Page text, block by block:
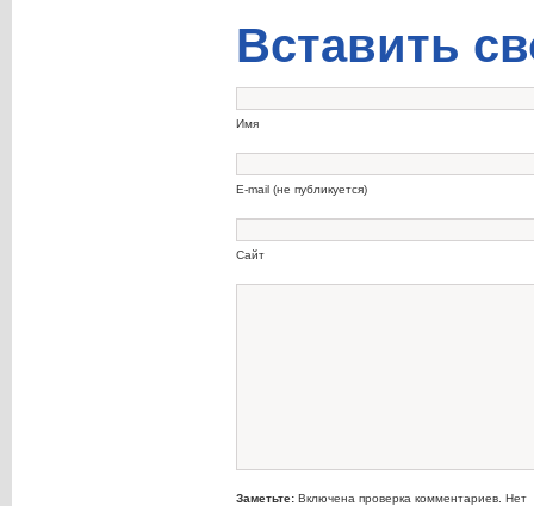
Вставить
Имя
E-mail (не публикуется)
Сайт
Заметьте:Включена проверка комментариев. Нет